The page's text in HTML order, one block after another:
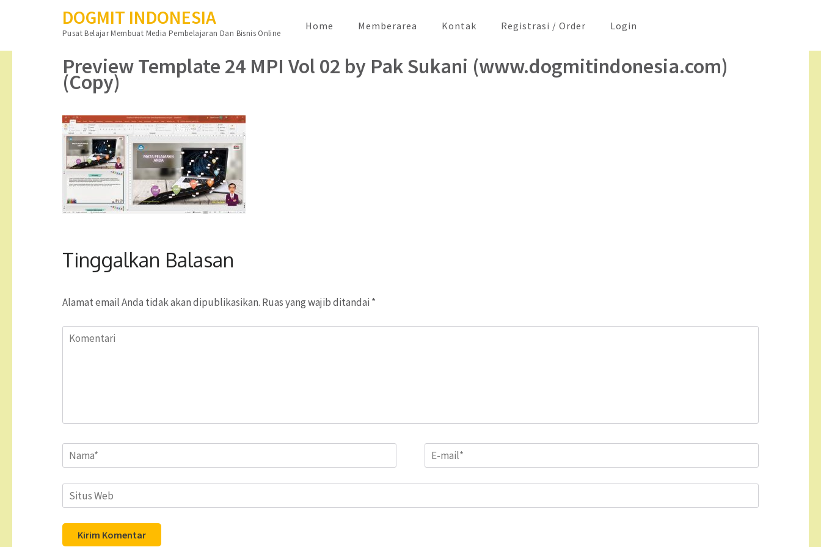
konten
DOGMIT INDONESIA
Pusat Belajar Membuat Media Pembelajaran Dan Bisnis Online
Home Memberarea Kontak Registrasi / Order Login
Preview Template 24 MPI Vol 02 by Pak Sukani (www.dogmitindonesia.com)
(Copy)
Tinggalkan Balasan
Alamat email Anda tidak akan dipublikasikan. Ruas yang wajib ditandai *
Komentari
Name* Email*
Situs
Web